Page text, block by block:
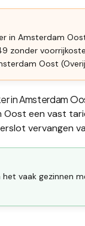
in Amsterdam
zonder
Oost
inAmsterdam
Oost een vast
vervangen
vaak gezinnen